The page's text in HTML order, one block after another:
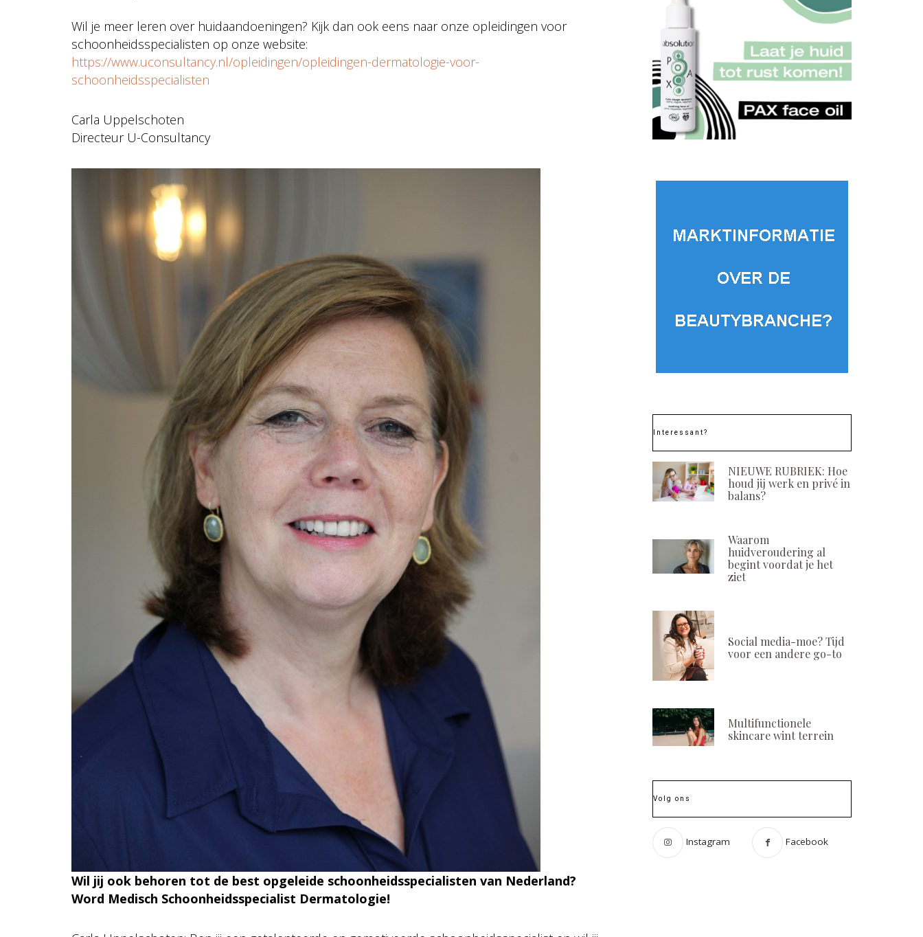
Wil je meer leren over huidaandoeningen? Kijk dan ook eens naar onze opleidingen voor
schoonheidsspecialisten op onze website:
https://www.uconsultancy.nl/opleidingen/opleidingen-dermatologie-voor-
schoonheidsspecialisten
Carla Uppelschoten
Directeur U-Consultancy
Wil jij ook behoren tot de best opgeleide schoonheidsspecialisten van Nederland?
Word Medisch Schoonheidsspecialist Dermatologie!
Interessant?
NIEUWE RUBRIEK: Hoe
houd jij werk en privé in
balans?
Waarom
huidveroudering al
begint voordat je het
ziet
Social media-moe? Tijd
voor een andere go-to
Multifunctionele
skincare wint terrein
Volg ons
Instagram Facebook